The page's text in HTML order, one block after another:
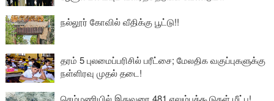
நல்லூர் கோவில் வீதிக்கு பூட்டு!!
தரம் 5 புலமைப்பரிசில் பரீட்சை; மேலதிக வகுப்புகளுக்கு
நள்ளிரவு முதல் தடை!
செம்மணியில் இதுவரை 481 எலும்புக்கூடுகள் மீட்பு!